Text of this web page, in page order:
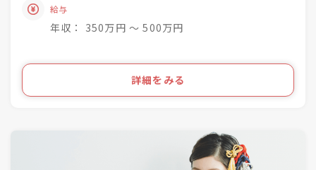
案します。
お客さまが抱える悩みに寄り添いながらご提案できるや
また、今回は既存顧客への提案が中心のため、飛び込み
やテレアポなどは一切ありません。
経験の有無に関わらず、仕事の進めやすさを実感できま
【どんなサービスを提案するの？】
自分にピッタリの晴れ着を探せる日本最大級のポ
きる「契約大臣」など、時代のニーズに沿った幅
広いサービスをご提案いただけます。
◎既存顧客が中心のため、飛び込みや新規開拓な
給与
年収： 350万円 〜 500万円
詳細をみる